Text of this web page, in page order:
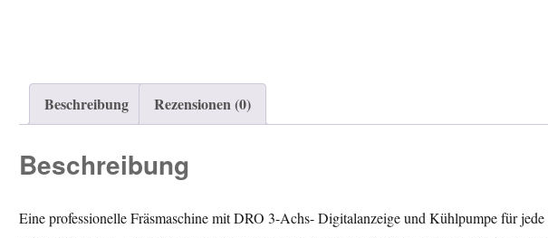
Beschreibung Rezensionen (0)
Beschreibung
Eine professionelle Fräsmaschine mit DRO 3-Achs- Digitalanzeige und Kühlpumpe für